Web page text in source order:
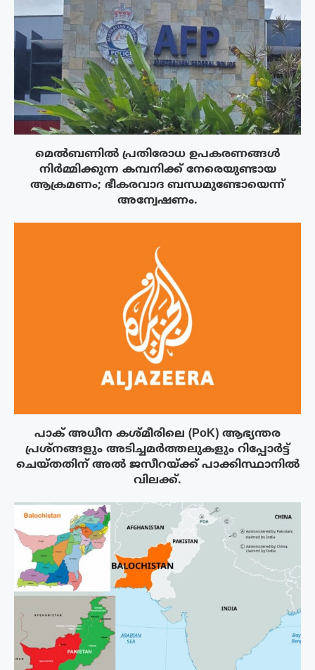
മെൽബണിൽ പ്രതിരോധ ഉപകരണങ്ങൾ
നിർമ്മിക്കുന്ന കമ്പനിക്ക് നേരെയുണ്ടായ
ആക്രമണം; ഭീകരവാദ ബന്ധമുണ്ടോയെന്ന്
അന്വേഷണം.
പാക് അധീന കശ്മീരിലെ (PoK) ആഭ്യന്തര
പ്രശ്നങ്ങളും അടിച്ചമർത്തലുകളും റിപ്പോർട്ട്
ചെയ്തതിന് അൽ ജസീറയ്‌ക്ക് പാക്കിസ്ഥാനിൽ
വിലക്ക്.